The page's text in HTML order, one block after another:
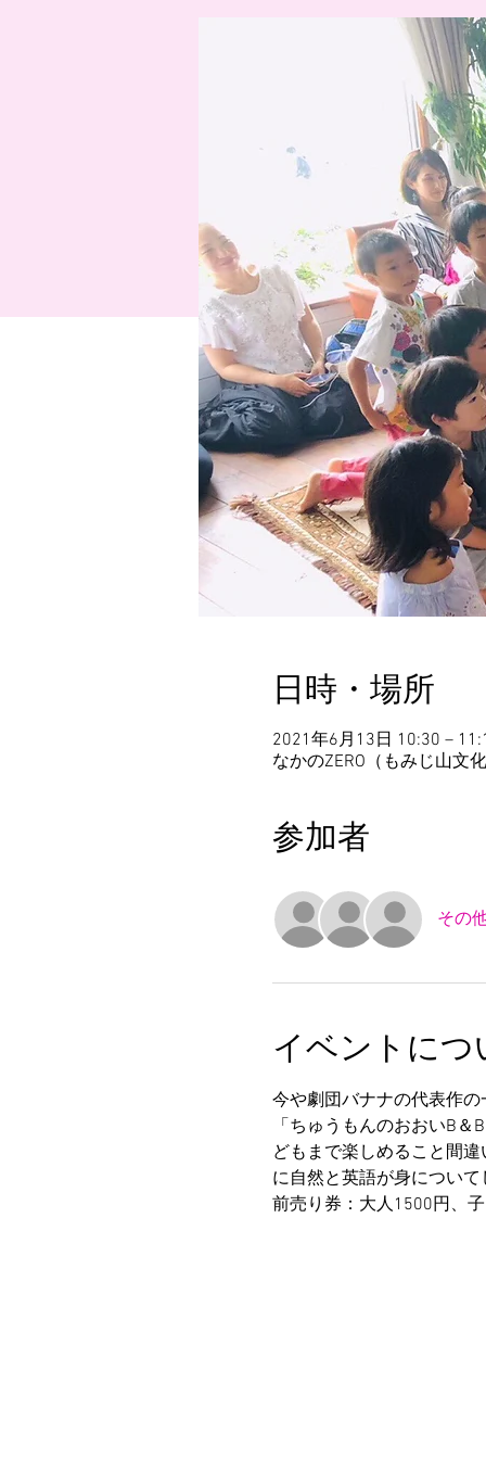
日時・場所
2021年6月13日 10:30 –
なかのZERO（もみじ山文
参加者
その
イベントにつ
今や劇団バナナの代表作
「ちゅうもんのおおいB
どもまで楽しめること間
に自然と英語が身につい
前売り券：大人1500円、